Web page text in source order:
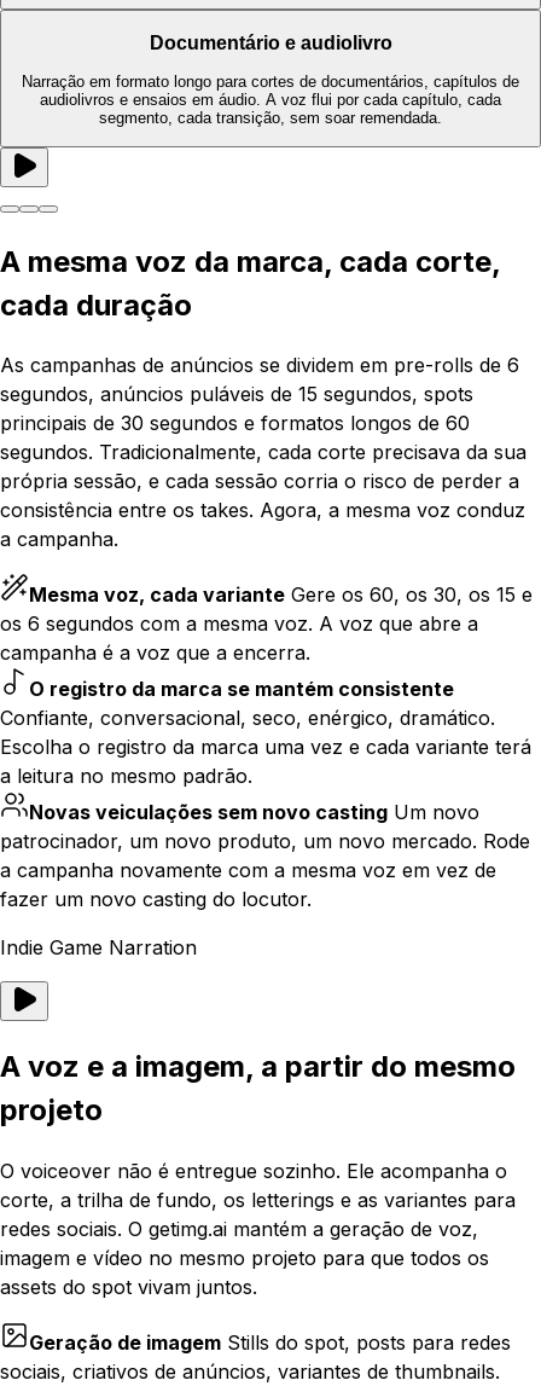
Documentário e audiolivro
Narração em formato longo para cortes de documentários, capítulos de
audiolivros e ensaios em áudio. A voz flui por cada capítulo, cada
segmento, cada transição, sem soar remendada.
A mesma voz da marca, cada corte,
cada duração
As campanhas de anúncios se dividem em pre-rolls de 6
segundos, anúncios puláveis de 15 segundos, spots
principais de 30 segundos e formatos longos de 60
segundos. Tradicionalmente, cada corte precisava da sua
própria sessão, e cada sessão corria o risco de perder a
consistência entre os takes. Agora, a mesma voz conduz
a campanha.
Mesma voz, cada variante Gere os 60, os 30, os 15 e
os 6 segundos com a mesma voz. A voz que abre a
campanha é a voz que a encerra.
O registro da marca se mantém consistente
Confiante, conversacional, seco, enérgico, dramático.
Escolha o registro da marca uma vez e cada variante terá
a leitura no mesmo padrão.
Novas veiculações sem novo casting Um novo
patrocinador, um novo produto, um novo mercado. Rode
a campanha novamente com a mesma voz em vez de
fazer um novo casting do locutor.
Indie Game Narration
A voz e a imagem, a partir do mesmo
projeto
O voiceover não é entregue sozinho. Ele acompanha o
corte, a trilha de fundo, os letterings e as variantes para
redes sociais. O getimg.ai mantém a geração de voz,
imagem e vídeo no mesmo projeto para que todos os
assets do spot vivam juntos.
Geração de imagem Stills do spot, posts para redes
sociais, criativos de anúncios, variantes de thumbnails.